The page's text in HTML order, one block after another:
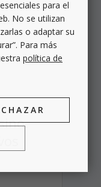
na
para el
No se utilizan
o adaptar su
Para más
política de